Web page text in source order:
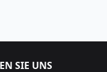
SIE UNS